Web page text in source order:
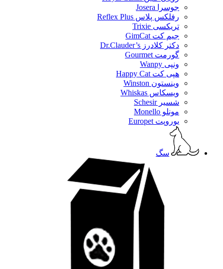
جوسرا Josera
رفلکس پلاس Reflex Plus
تریکسی Trixie
جیم کت GimCat
دکتر کلادرز Dr.Clauder’s
گورمت Gourmet
ونپی Wanpy
هپی کت Happy Cat
وینستون Winston
ویسکاس Whiskas
شسیر Schesir
مونلو Monello
یوروپت Europet
سگ